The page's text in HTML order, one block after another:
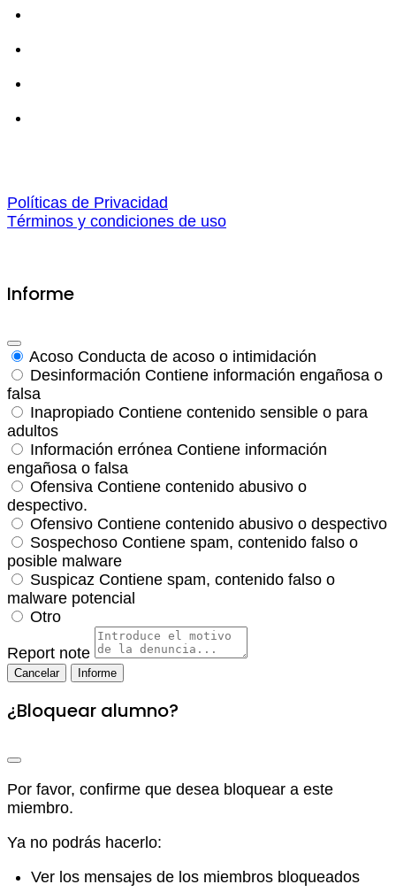
Políticas de Privacidad
Términos y condiciones de uso
Informe
Acoso Conducta de acoso o intimidación
Desinformación Contiene información engañosa o
falsa
Inapropiado Contiene contenido sensible o para
adultos
Información errónea Contiene información
engañosa o falsa
Ofensiva Contiene contenido abusivo o
despectivo.
Ofensivo Contiene contenido abusivo o despectivo
Sospechoso Contiene spam, contenido falso o
posible malware
Suspicaz Contiene spam, contenido falso o
malware potencial
Otro
Report note
Informe
¿Bloquear alumno?
Por favor, confirme que desea bloquear a este
miembro.
Ya no podrás hacerlo:
Ver los mensajes de los miembros bloqueados